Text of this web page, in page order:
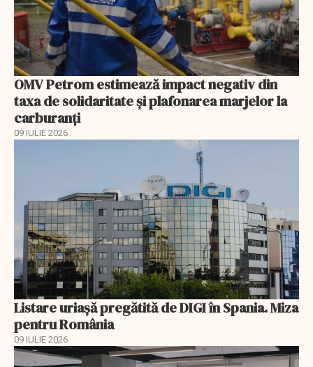
OMV Petrom estimează impact negativ din
taxa de solidaritate și plafonarea marjelor la
carburanți
09 IULIE 2026
Listare uriașă pregătită de DIGI în Spania. Miza
pentru România
09 IULIE 2026